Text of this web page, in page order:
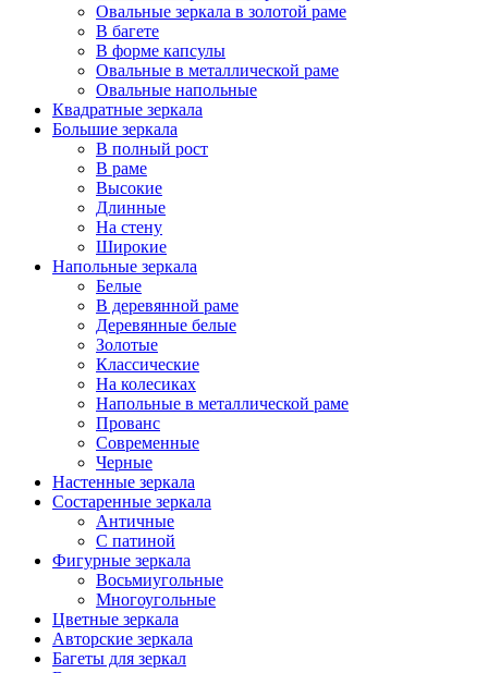
Овальные зеркала в золотой раме
В багете
В форме капсулы
Овальные в металлической раме
Овальные напольные
Квадратные зеркала
Большие зеркала
В полный рост
В раме
Высокие
Длинные
На стену
Широкие
Напольные зеркала
Белые
В деревянной раме
Деревянные белые
Золотые
Классические
На колесиках
Напольные в металлической раме
Прованс
Современные
Черные
Настенные зеркала
Состаренные зеркала
Античные
С патиной
Фигурные зеркала
Восьмиугольные
Многоугольные
Цветные зеркала
Авторские зеркала
Багеты для зеркал